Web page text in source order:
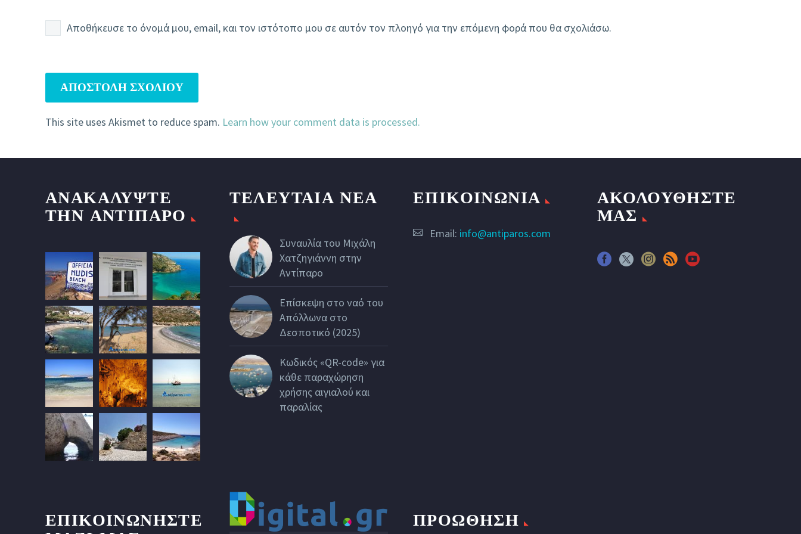
Αποθήκευσε το όνομά μου, email, και τον ιστότοπο μου σε αυτόν τον πλοηγό για την επόμενη φορά που θα σχολιάσω.
ΑΠΟΣΤΟΛΉ ΣΧΟΛΊΟΥ
This site uses Akismet to reduce spam. Learn how your comment data is processed.
ΑΝΑΚΑΛΥΨΤΕ
ΤΗΝ ΑΝΤΙΠΑΡΟ
ΤΕΛΕΥΤΑΙΑ ΝΕΑ
Συναυλία του Μιχάλη
Χατζηγιάννη στην
Αντίπαρο
Επίσκεψη στο ναό του
Απόλλωνα στο
Δεσποτικό (2025)
Κωδικός «QR-code» για
κάθε παραχώρηση
χρήσης αιγιαλού και
παραλίας
ΕΠΙΚΟΙΝΩΝΙΑ
Email: info@antiparos.com
ΑΚΟΛΟΥΘΗΣΤΕ
ΜΑΣ
ΕΠΙΚΟΙΝΩΝΉΣΤΕ
ΠΡΟΩΘΗΣΗ